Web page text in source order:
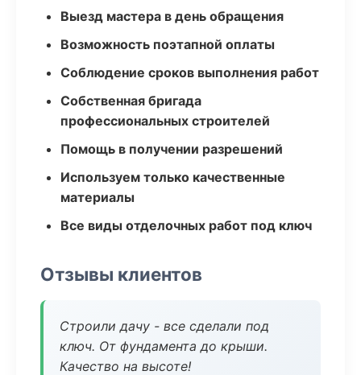
Выезд мастера в день обращения
Возможность поэтапной оплаты
Соблюдение сроков выполнения работ
Собственная бригада
профессиональных строителей
Помощь в получении разрешений
Используем только качественные
материалы
Все виды отделочных работ под ключ
Отзывы клиентов
Строили дачу - все сделали под
ключ. От фундамента до крыши.
Качество на высоте!